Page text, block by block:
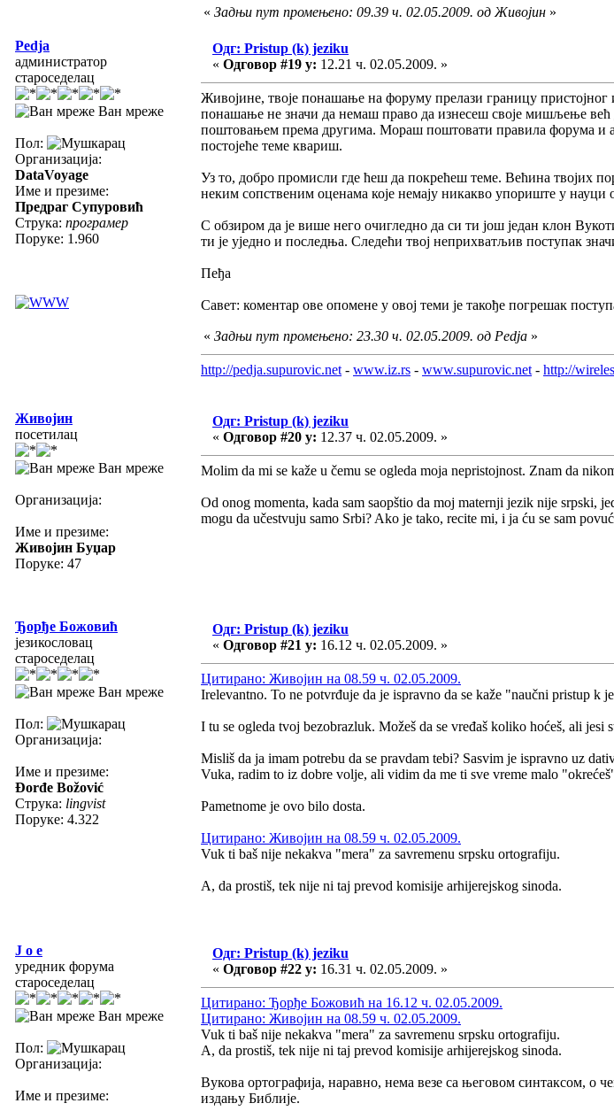
« Задњи пут промењено: 09.39 ч. 02.05.2009. од Живојин »
Pedja
администратор
староседелац
Ван мреже
Пол:
Организација:
DataVoyage
Име и презиме:
Предраг Супуровић
Струка: програмер
Поруке: 1.960
Одг: Pristup (k) jeziku
« Одговор #19 у: 12.21 ч. 02.05.2009. »
Живојине, твоје понашање на форуму прелази границу
понашање не значи да немаш право да изнесеш своје мишљење
поштовањем према другима. Мораш поштовати правила форума и
постојеће теме квариш.
Уз то, добро промисли где ћеш да покрећеш теме. Већина твојих
неким сопственим оценама које немају никакво упориште у науци
С обзиром да је више него очигледно да си ти још један клон
ти је уједно и последња. Следећи твој неприхватљив поступак
Пеђа
Савет: коментар ове опомене у овој теми је такође погрешак
« Задњи пут промењено: 23.30 ч. 02.05.2009. од Pedja »
http://pedja.supurovic.net - www.iz.rs - www.supurovic.net - http://
Живојин
посетилац
Ван мреже
Организација:
Име и презиме:
Живојин Буџар
Поруке: 47
Одг: Pristup (k) jeziku
« Одговор #20 у: 12.37 ч. 02.05.2009. »
Molim da mi se kaže u čemu se ogleda moja nepristojnost. Znam da
Od onog momenta, kada sam saopštio da moj maternji jezik nije srpski,
mogu da učestvuju samo Srbi? Ako je tako, recite mi, i ja ću se sam
Ђорђе Божовић
језикословац
староседелац
Ван мреже
Пол:
Организација:
Име и презиме:
Đorđe Božović
Струка: lingvist
Поруке: 4.322
Одг: Pristup (k) jeziku
« Одговор #21 у: 16.12 ч. 02.05.2009. »
Цитирано: Живојин на 08.59 ч. 02.05.2009.
Irelevantno. To ne potvrđuje da je ispravno da se kaže "naučni pristup k
I tu se ogleda tvoj bezobrazluk. Možeš da se vređaš koliko hoćeš, ali jesi
Misliš da ja imam potrebu da se pravdam tebi? Sasvim je ispravno uz
Vuka, radim to iz dobre volje, ali vidim da me ti sve vreme malo
Pametnome je ovo bilo dosta.
Цитирано: Живојин на 08.59 ч. 02.05.2009.
Vuk ti baš nije nekakva "mera" za savremenu srpsku ortografiju.
A, da prostiš, tek nije ni taj prevod komisije arhijerejskog sinoda.
J o e
уредник форума
староседелац
Ван мреже
Пол:
Организација:
Име и презиме:
Одг: Pristup (k) jeziku
« Одговор #22 у: 16.31 ч. 02.05.2009. »
Цитирано: Ђорђе Божовић на 16.12 ч. 02.05.2009.
Цитирано: Живојин на 08.59 ч. 02.05.2009.
Vuk ti baš nije nekakva "mera" za savremenu srpsku ortografiju.
A, da prostiš, tek nije ni taj prevod komisije arhijerejskog sinoda.
Вукова ортографија, наравно, нема везе са његовом синтаксом,
издању Библије.